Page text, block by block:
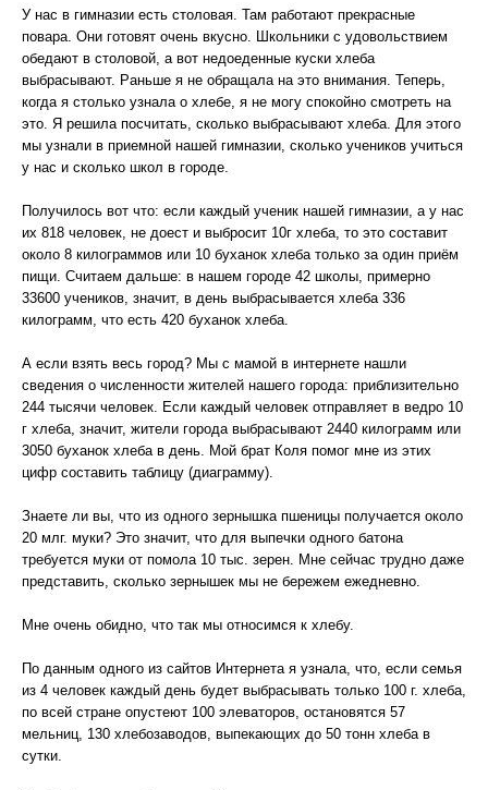
У нас в гимназии есть столовая. Там работают прекрасные
повара. Они готовят очень вкусно. Школьники с удовольствием
обедают в столовой, а вот недоеденные куски хлеба
выбрасывают. Раньше я не обращала на это внимания. Теперь,
когда я столько узнала о хлебе, я не могу спокойно смотреть на
это. Я решила посчитать, сколько выбрасывают хлеба. Для этого
мы узнали в приемной нашей гимназии, сколько учеников учиться
у нас и сколько школ в городе.
Получилось вот что: если каждый ученик нашей гимназии, а у нас
их 818 человек, не доест и выбросит 10г хлеба, то это составит
около 8 килограммов или 10 буханок хлеба только за один приём
пищи. Считаем дальше: в нашем городе 42 школы, примерно
33600 учеников, значит, в день выбрасывается хлеба 336
килограмм, что есть 420 буханок хлеба.
А если взять весь город? Мы с мамой в интернете нашли
сведения о численности жителей нашего города: приблизительно
244 тысячи человек. Если каждый человек отправляет в ведро 10
г хлеба, значит, жители города выбрасывают 2440 килограмм или
3050 буханок хлеба в день. Мой брат Коля помог мне из этих
цифр составить таблицу (диаграмму).
Знаете ли вы, что из одного зернышка пшеницы получается около
20 млг. муки? Это значит, что для выпечки одного батона
требуется муки от помола 10 тыс. зерен. Мне сейчас трудно даже
представить, сколько зернышек мы не бережем ежедневно.
Мне очень обидно, что так мы относимся к хлебу.
По данным одного из сайтов Интернета я узнала, что, если семья
из 4 человек каждый день будет выбрасывать только 100 г. хлеба,
по всей стране опустеют 100 элеваторов, остановятся 57
мельниц, 130 хлебозаводов, выпекающих до 50 тонн хлеба в
сутки.